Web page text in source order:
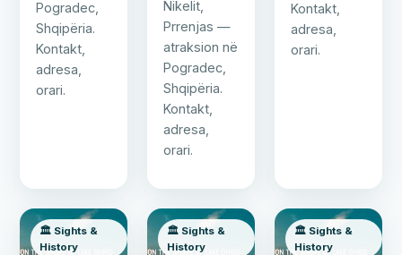
Pogradec,
Shqipëria.
Kontakt,
adresa,
orari.
Nikelit,
Prrenjas —
atraksion në
Pogradec,
Shqipëria.
Kontakt,
adresa,
orari.
Kontakt,
adresa,
orari.
🏛️ Sights &
History
🏛️ Sights &
History
🏛️ Sights &
History